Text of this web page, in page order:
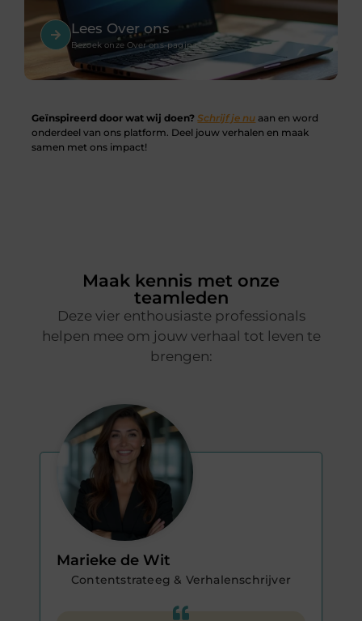
Lees Over ons
Bezoek onze Over ons-pagina
Geïnspireerd door wat wij doen? Schrijf je nu aan en word
onderdeel van ons platform. Deel jouw verhalen en maak
samen met ons impact!
Maak kennis met onze
teamleden
Deze vier enthousiaste professionals
helpen mee om jouw verhaal tot leven te
brengen:
Marieke de Wit
Contentstrateeg & Verhalenschrijver